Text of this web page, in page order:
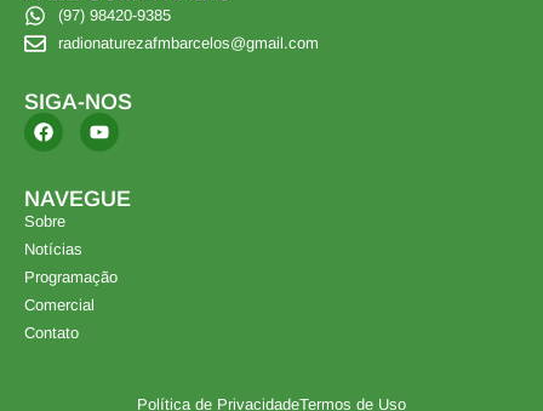
(97) 98420-9385
radionaturezafmbarcelos@gmail.com
SIGA-NOS
NAVEGUE
Sobre
Notícias
Programação
Comercial
Contato
Política de PrivacidadeTermos de Uso